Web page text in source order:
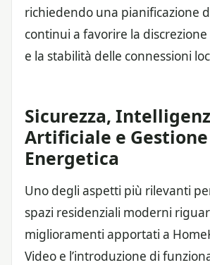
richiedendo una pianificazione
continui a favorire la
e la stabilità delle connessioni
Sicurezza,
Artificiale e Gestione
Energetica
Uno degli aspetti più rilevanti
spazi residenziali moderni
miglioramenti apportati a
Video e l’introduzione di